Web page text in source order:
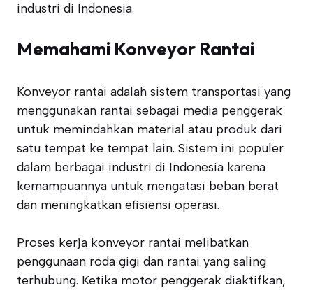
industri di Indonesia.
Memahami Konveyor Rantai
Konveyor rantai adalah sistem transportasi yang
menggunakan rantai sebagai media penggerak
untuk memindahkan material atau produk dari
satu tempat ke tempat lain. Sistem ini populer
dalam berbagai industri di Indonesia karena
kemampuannya untuk mengatasi beban berat
dan meningkatkan efisiensi operasi.
Proses kerja konveyor rantai melibatkan
penggunaan roda gigi dan rantai yang saling
terhubung. Ketika motor penggerak diaktifkan,